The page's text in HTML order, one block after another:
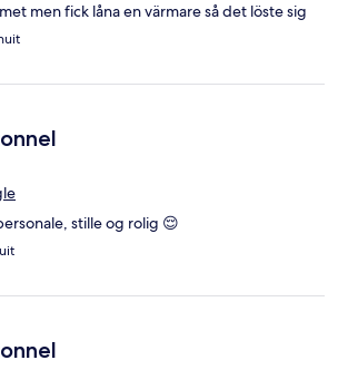
men fick låna en värmare så det löste sig
stille og rolig 😌